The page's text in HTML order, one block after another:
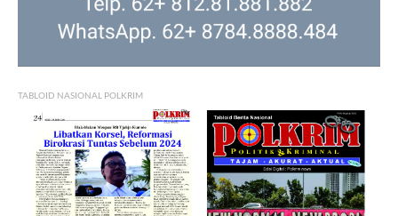
TABLOID NASIONAL POLKRIM